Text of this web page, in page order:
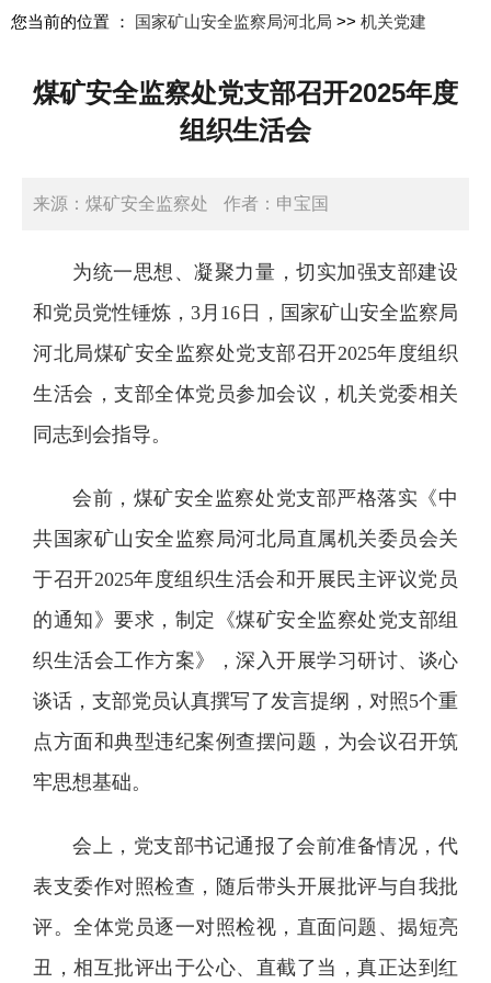
您当前的位置 ： 国家矿山安全监察局河北局 >> 机关党建
煤矿安全监察处党支部召开2025年度
组织生活会
来源：煤矿安全监察处 作者：申宝国
为统一思想、凝聚力量，切实加强支部建设
和党员党性锤炼，3月16日，国家矿山安全监察局
河北局煤矿安全监察处党支部召开2025年度组织
生活会，支部全体党员参加会议，机关党委相关
同志到会指导。
会前，煤矿安全监察处党支部严格落实《中
共国家矿山安全监察局河北局直属机关委员会关
于召开2025年度组织生活会和开展民主评议党员
的通知》要求，制定《煤矿安全监察处党支部组
织生活会工作方案》，深入开展学习研讨、谈心
谈话，支部党员认真撰写了发言提纲，对照5个重
点方面和典型违纪案例查摆问题，为会议召开筑
牢思想基础。
会上，党支部书记通报了会前准备情况，代
表支委作对照检查，随后带头开展批评与自我批
评。全体党员逐一对照检视，直面问题、揭短亮
丑，相互批评出于公心、直截了当，真正达到红